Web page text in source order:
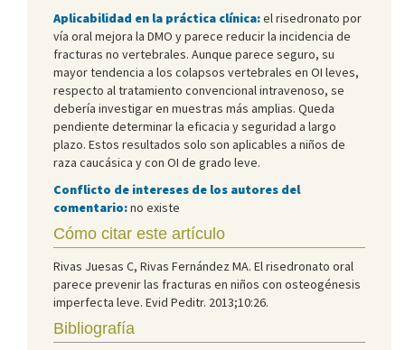
Aplicabilidad en la práctica clínica:el risedronato por
vía oral mejora la DMO y parece reducir la incidencia de
fracturas no vertebrales. Aunque parece seguro, su
mayor tendencia a los colapsos vertebrales en OI leves,
respecto al tratamiento convencional intravenoso, se
debería investigar en muestras más amplias. Queda
pendiente determinar la eficacia y seguridad a largo
plazo. Estos resultados solo son aplicables a niños de
raza caucásica y con OI de grado leve.
Conflicto de intereses de los autores del
comentario:no existe
Cómo citar este artículo
Rivas Juesas C, Rivas Fernández MA. El risedronato oral
parece prevenir las fracturas en niños con osteogénesis
imperfecta leve. Evid Peditr. 2013;10:26.
Bibliografía